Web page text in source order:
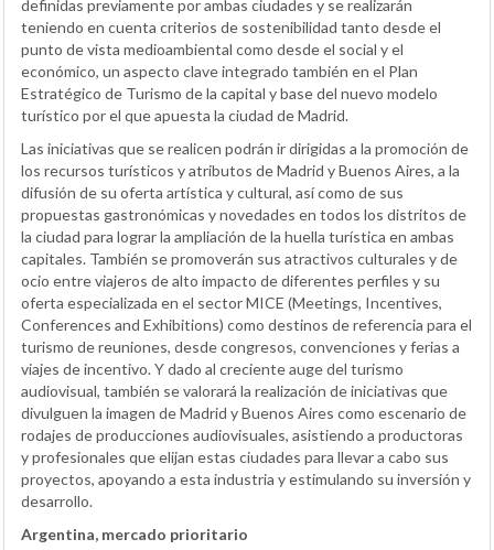
definidas previamente por ambas ciudades y se realizarán
teniendo en cuenta criterios de sostenibilidad tanto desde el
punto de vista medioambiental como desde el social y el
económico, un aspecto clave integrado también en el Plan
Estratégico de Turismo de la capital y base del nuevo modelo
turístico por el que apuesta la ciudad de Madrid.
Las iniciativas que se realicen podrán ir dirigidas a la promoción de
los recursos turísticos y atributos de Madrid y Buenos Aires, a la
difusión de su oferta artística y cultural, así como de sus
propuestas gastronómicas y novedades en todos los distritos de
la ciudad para lograr la ampliación de la huella turística en ambas
capitales. También se promoverán sus atractivos culturales y de
ocio entre viajeros de alto impacto de diferentes perfiles y su
oferta especializada en el sector MICE (Meetings, Incentives,
Conferences and Exhibitions) como destinos de referencia para el
turismo de reuniones, desde congresos, convenciones y ferias a
viajes de incentivo. Y dado al creciente auge del turismo
audiovisual, también se valorará la realización de iniciativas que
divulguen la imagen de Madrid y Buenos Aires como escenario de
rodajes de producciones audiovisuales, asistiendo a productoras
y profesionales que elijan estas ciudades para llevar a cabo sus
proyectos, apoyando a esta industria y estimulando su inversión y
desarrollo.
Argentina, mercado prioritario